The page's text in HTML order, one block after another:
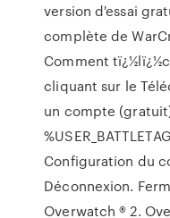
version d'essai
complète de
Comment
cliquant sur le
un compte (gratuit)
Configuration du
Déconnexion.
Overwatch ® 2.